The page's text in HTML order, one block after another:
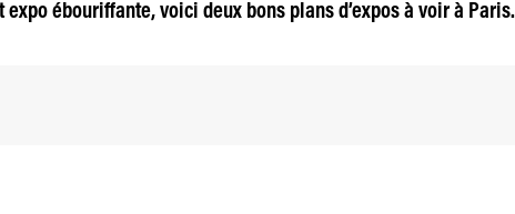
ébouriffante, voici deux bons plans d’expos à voir à Paris.